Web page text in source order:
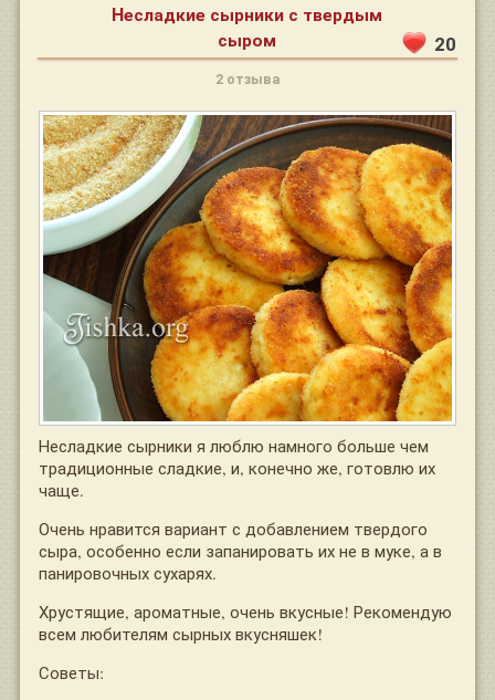
Несладкие сырники с твердым
сыром 20
2 отзыва
Несладкие сырники я люблю намного больше чем
традиционные сладкие, и, конечно же, готовлю их
чаще.
Очень нравится вариант с добавлением твердого
сыра, особенно если запанировать их не в муке, а в
панировочных сухарях.
Хрустящие, ароматные, очень вкусные! Рекомендую
всем любителям сырных вкусняшек!
Советы: